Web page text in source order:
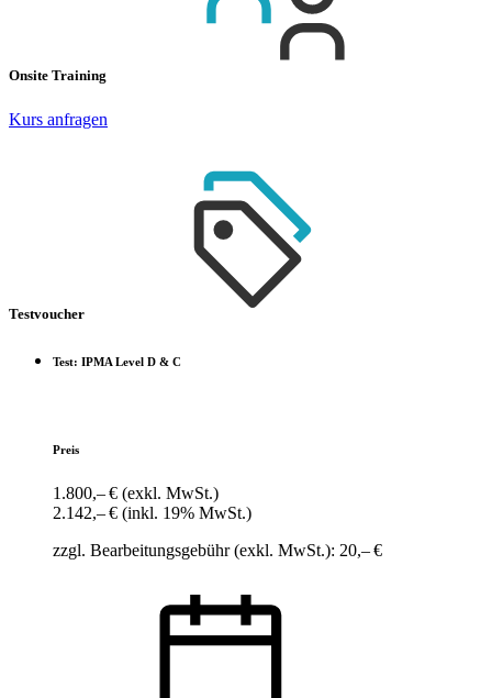
Onsite Training
Kurs anfragen
Testvoucher
Test: IPMA Level D & C
Preis
1.800,– € (exkl. MwSt.)
2.142,– € (inkl. 19% MwSt.)
zzgl. Bearbeitungsgebühr (exkl. MwSt.): 20,– €